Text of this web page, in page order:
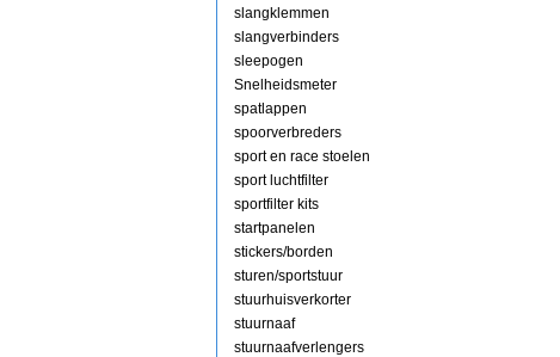
slangklemmen
slangverbinders
sleepogen
Snelheidsmeter
spatlappen
spoorverbreders
sport en race stoelen
sport luchtfilter
sportfilter kits
startpanelen
stickers/borden
sturen/sportstuur
stuurhuisverkorter
stuurnaaf
stuurnaafverlengers